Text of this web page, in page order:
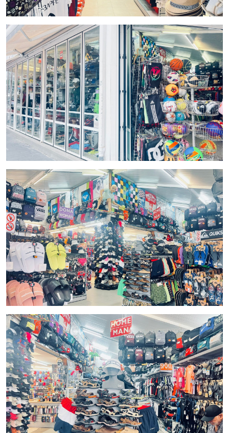
No pierdas esta oportunidad de invertir en una de las
mejores áreas comerciales de Blanes. ¡Contáctanos para
más información o para agendar una visita!